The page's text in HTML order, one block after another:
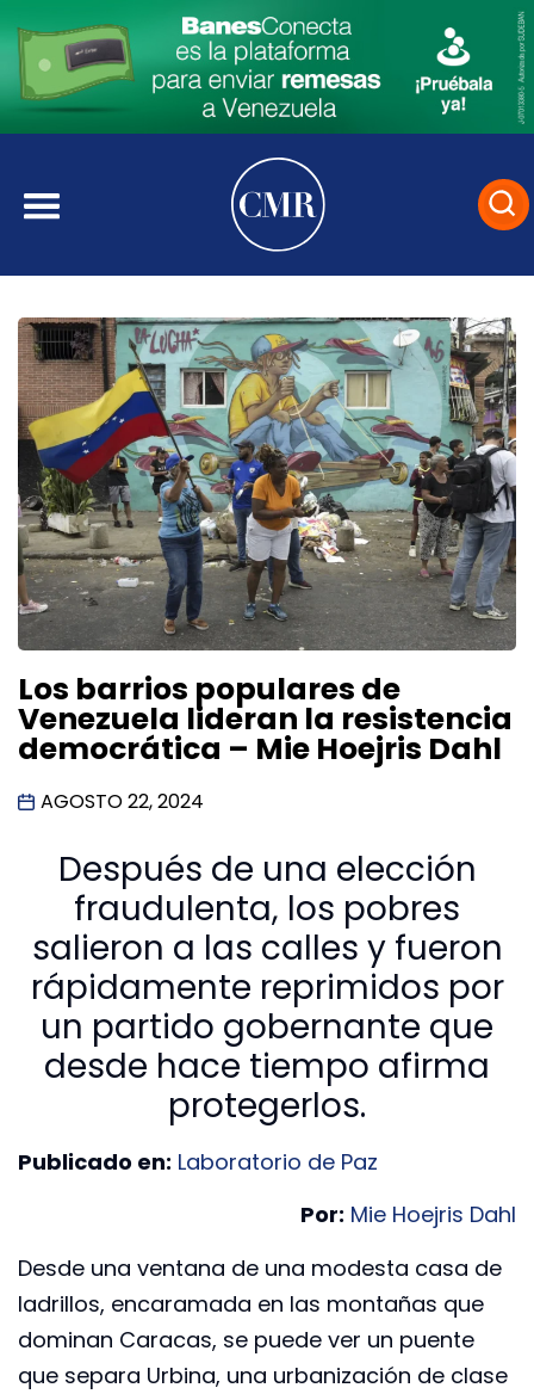
Los barrios populares de
Venezuela lideran la resistencia
democrática – Mie Hoejris Dahl
AGOSTO 22, 2024
Después de una elección
fraudulenta, los pobres
salieron a las calles y fueron
rápidamente reprimidos por
un partido gobernante que
desde hace tiempo afirma
protegerlos.
Publicado en: Laboratorio de Paz
Por: Mie Hoejris Dahl
Desde una ventana de una modesta casa de
ladrillos, encaramada en las montañas que
dominan Caracas, se puede ver un puente
que separa Urbina, una urbanización de clase